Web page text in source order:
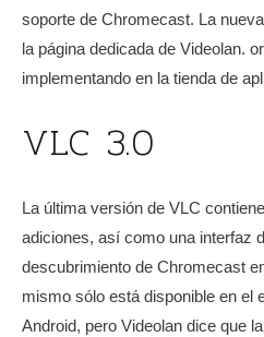
soporte de Chromecast. La
la página dedicada de Videolan.
implementando en la tienda de
VLC 3.0
La última versión de VLC
adiciones, así como una interfaz
descubrimiento de Chromecast
mismo sólo está disponible en el
Android, pero Videolan dice que